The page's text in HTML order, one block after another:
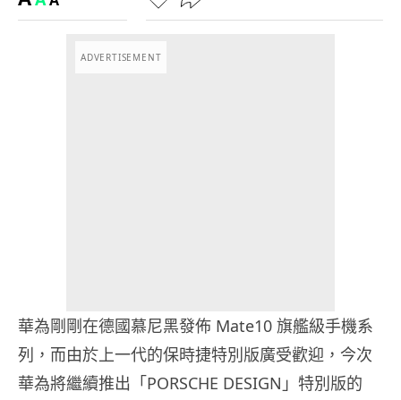
ADVERTISEMENT
華為剛剛在德國慕尼黑發佈 Mate10 旗艦級手機系
列，而由於上一代的保時捷特別版廣受歡迎，今次
華為將繼續推出「PORSCHE DESIGN」特別版的